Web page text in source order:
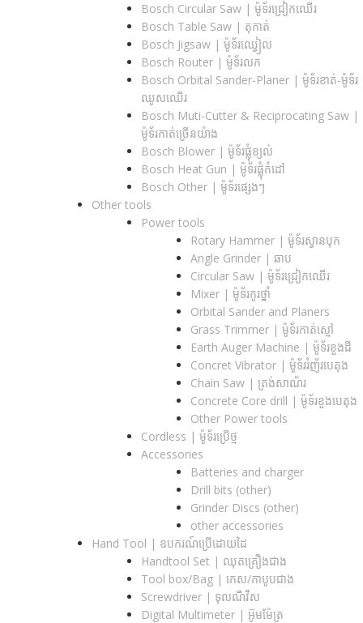
Bosch Circular Saw | ម៉ូទ័រជ្រៀកឈើរ
Bosch Table Saw | តុកាត់
Bosch Jigsaw | ម៉ូទ័រឈ្វៀល
Bosch Router | ម៉ូទ័រលក
Bosch Orbital Sander-Planer​ | ម៉ូទ័រខាត់-ម៉ូទ័រ
ឈូសឈើរ
Bosch Muti-Cutter & Reciprocating Saw​ |
ម៉ូទ័រកាត់ច្រើនយ៉ាង
Bosch Blower | ម៉ូទ័រផ្លុំខ្យល់
Bosch Heat Gun | ម៉ូទ័រផ្លុំកំដៅ
Bosch Other | ម៉ូទ័រផ្សេងៗ
Other tools
Power tools
Rotary Hammer | ម៉ូទ័រស្វានបុក
Angle Grinder | ឆាប
Circular Saw​ | ម៉ូទ័រជ្រៀកឈើរ
Mixer | ម៉ូទ័រកូរថ្នាំ
Orbital Sander and Planers
Grass Trimmer | ម៉ូទ័រកាត់ស្មៅ
Earth Auger Machine | ម៉ូទ័រខួងដី
Concret Vibrator | ម៉ូទ័ររំញ័របេតុង
Chain Saw | ត្រង់សាណ័រ
Concrete Core drill | ម៉ូទ័រខួងបេតុង
Other Power tools
Cordless​ | ម៉ូទ័រប្រើថ្ម
Accessories
Batteries and charger
Drill bits (other)
Grinder Discs (other)
other accessories
Hand Tool | ឧបករណ៍ប្រើដោយដៃ
Handtool Set | ឈុតគ្រឿងជាង
Tool box/Bag | កេស/កាបូបជាង
Screwdriver | ទុលណឺវីស
Digital Multimeter | អ៊ូមម៉ែត្រ